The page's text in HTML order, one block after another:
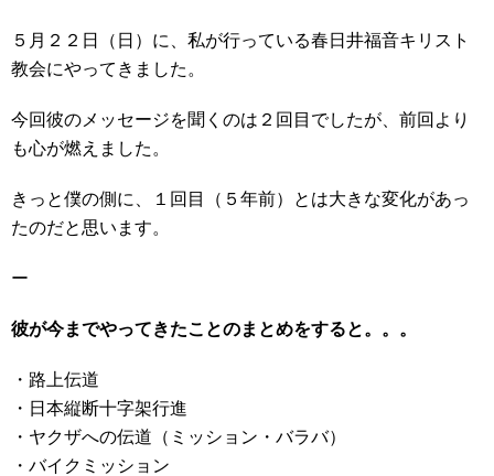
５月２２日（日）に、私が行っている春日井福音キリスト
教会にやってきました。
今回彼のメッセージを聞くのは２回目でしたが、前回より
も心が燃えました。
きっと僕の側に、１回目（５年前）とは大きな変化があっ
たのだと思います。
ー
彼が今までやってきたことのまとめをすると。。。
・路上伝道
・日本縦断十字架行進
・ヤクザへの伝道（ミッション・バラバ）
・バイクミッション